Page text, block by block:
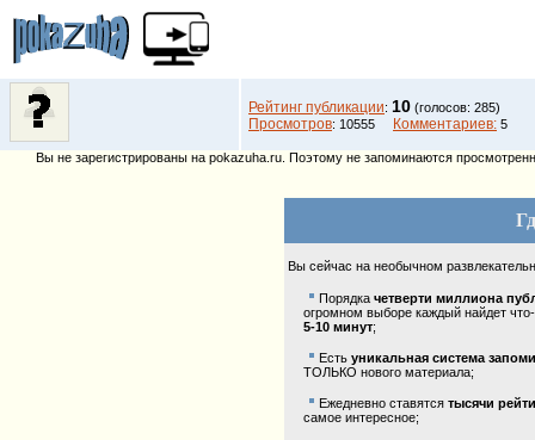
Рейтинг публикации: 10 (голосов: 285)
Просмотров: 10555 Комментариев: 5
Вы не зарегистрированы на pokazuha.ru. Поэтому не запоминаются
Вы сейчас на необычном
Порядка четверти миллиона
огромном выборе каждый найдет
5-10 минут;
Есть уникальная система
ТОЛЬКО нового материала;
Ежедневно ставятся тысячи
самое интересное;